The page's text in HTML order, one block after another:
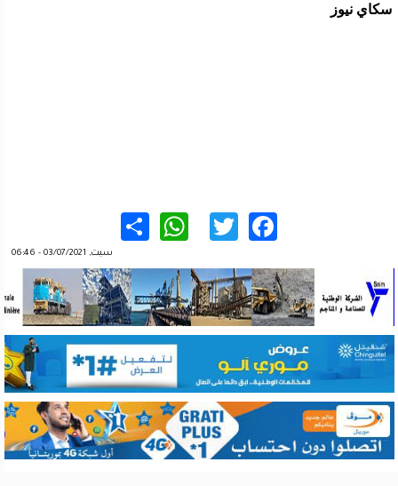
سكاي نيوز
Facebook
Twitter
WhatsApp
سبت, 03/07/2021 - 06:46